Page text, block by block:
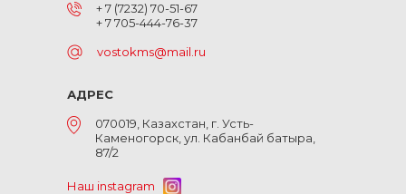
+ 7 (7232) 70-51-67
+ 7 705-444-76-37
vostokms@mail.ru
АДРЕС
070019, Казахстан, г. Усть-
Каменогорск, ул. Кабанбай батыра,
87/2
Наш instagram